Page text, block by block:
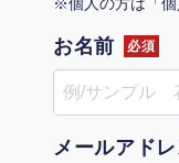
品質ガイドライン
社内コンペ
クレーム窓口
定額制営業代行
格安でAI導入支援
拡散付1日密着動
1本無料で記事を
実績
お役立ち資料
料金表
StockSun道場
道場TOP
動画編集
年収エージェント
お名前 必須
メールアド